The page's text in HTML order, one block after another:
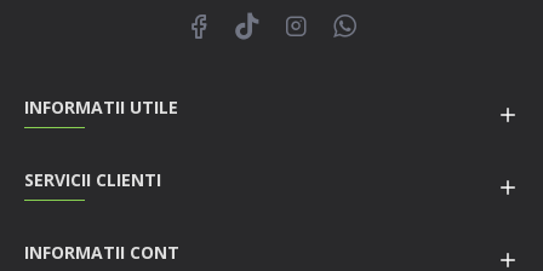
INFORMATII UTILE
SERVICII CLIENTI
INFORMATII CONT